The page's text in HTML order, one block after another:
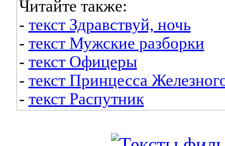
Читайте также:
- текст Здравствуй, ночь
- текст Мужские разборки
- текст Офицеры
- текст Принцесса
- текст Распутник